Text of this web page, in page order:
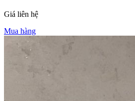
Giá liên hệ
Mua hàng